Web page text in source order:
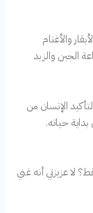
والأغنام
الجبن والزبد
الإنسان من
حياته.
لا عزيزتي أنه غني